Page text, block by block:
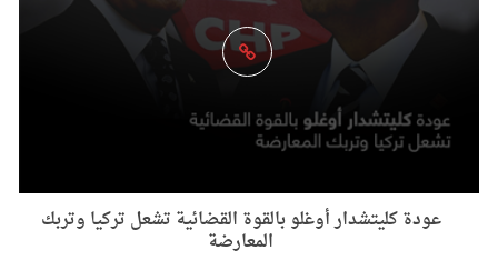
عودة كليتشدار أوغلو بالقوة القضائية تشعل تركيا وتربك
المعارضة